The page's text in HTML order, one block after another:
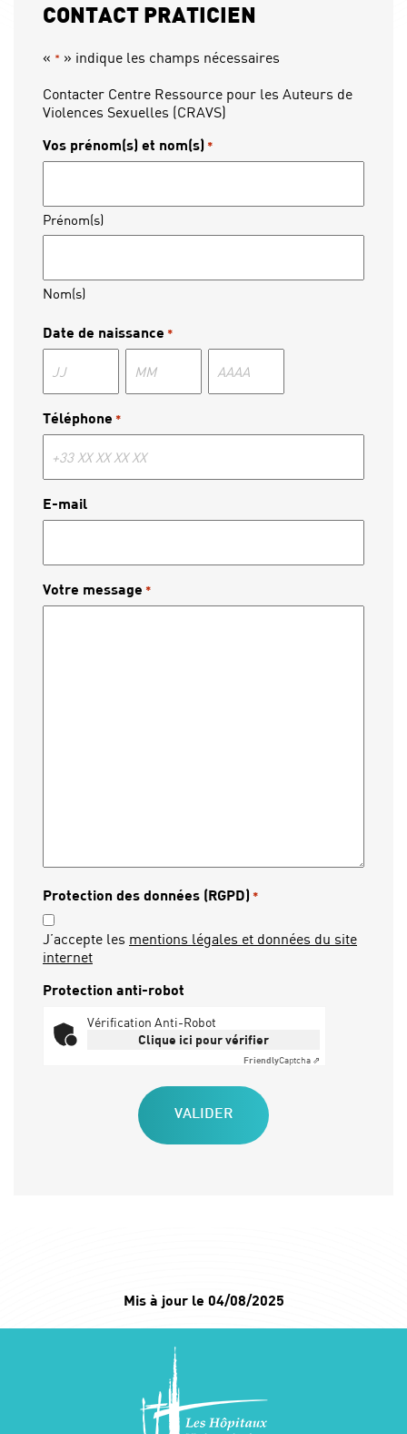
CONTACT PRATICIEN
« * » indique les champs nécessaires
Contacter Centre Ressource pour les Auteurs de
Violences Sexuelles (CRAVS)
Vos prénom(s) et nom(s) *
Prénom(s)
Nom(s)
Date de naissance *
Jour Mois Année
Téléphone *
E-mail
Votre message *
Protection des données (RGPD) *
J’accepte les mentions légales et données du site
internet
Protection anti-robot
Vérification Anti-Robot
Clique ici pour vérifier
FriendlyCaptcha ⇗
Mis à jour le 04/08/2025